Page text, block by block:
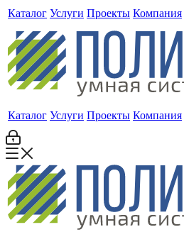
Каталог Услуги Проекты Компания
Каталог Услуги Проекты Компания